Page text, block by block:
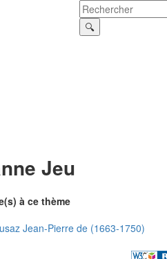
Jeu
à ce thème
Jean-Pierre de (1663-1750)